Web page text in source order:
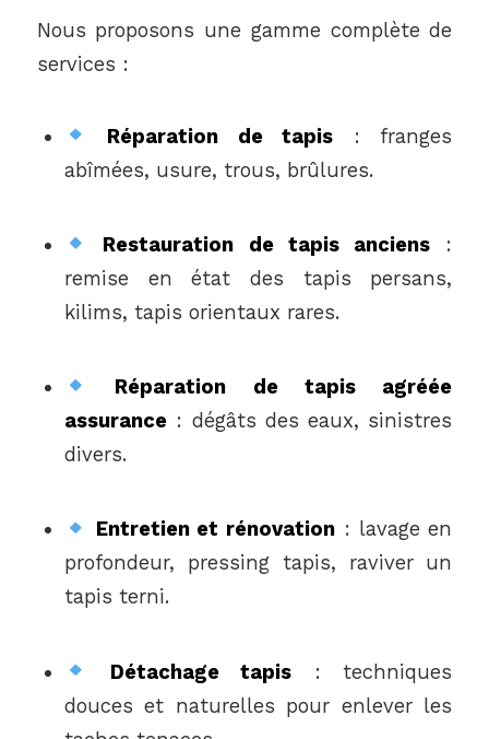
Nous proposons une gamme complète de
services :
Réparation de tapis : franges
abîmées, usure, trous, brûlures.
Restauration de tapis anciens :
remise en état des tapis persans,
kilims, tapis orientaux rares.
Réparation de tapis agréée
assurance: dégâts des eaux, sinistres
divers.
Entretien et rénovation : lavage en
profondeur, pressing tapis, raviver un
tapis terni.
Détachage tapis : techniques
douces et naturelles pour enlever les